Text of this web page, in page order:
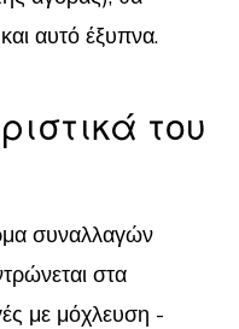
αυτό έξυπνα.
του
συναλλαγών
στα
με μόχλευση -